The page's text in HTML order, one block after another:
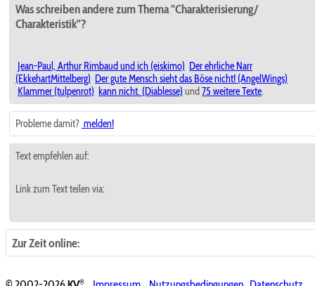
Was schreiben andere zum Thema "Charakterisierung/
Charakteristik"?
Jean-Paul, Arthur Rimbaud und ich (eiskimo) Der ehrliche Narr
(EkkehartMittelberg) Der gute Mensch sieht das Böse nicht! (AngelWings)
Klammer (tulpenrot) kann nicht. (Diablesse) und 75 weitere Texte.
Probleme damit? melden!
Text empfehlen auf:
Link zum Text teilen via:
Zur Zeit online:
®